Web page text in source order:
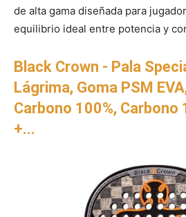
de alta gama diseñada para
equilibrio ideal entre potencia y
Black Crown - Pala
Lágrima, Goma PSM
Carbono 100%, Carbono
+...